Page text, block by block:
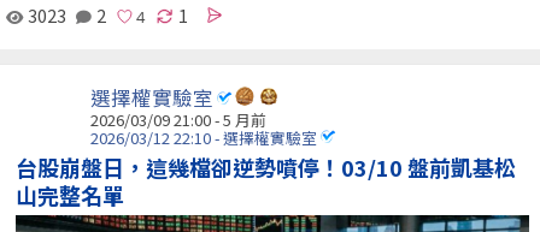
3023 2 1
選擇權實驗室
2026/03/09 21:00 - 5 月前
2026/03/12 22:10 - 選擇權實驗室
台股崩盤日，這幾檔卻逆勢噴停！03/10 盤前凱基松
山完整名單